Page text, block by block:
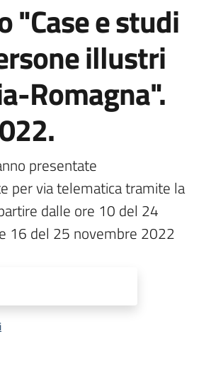
"Case e studi
illustri
Romagna".
presentate
per via telematica tramite la
dalle ore 10 del 24
16 del 25 novembre 2022